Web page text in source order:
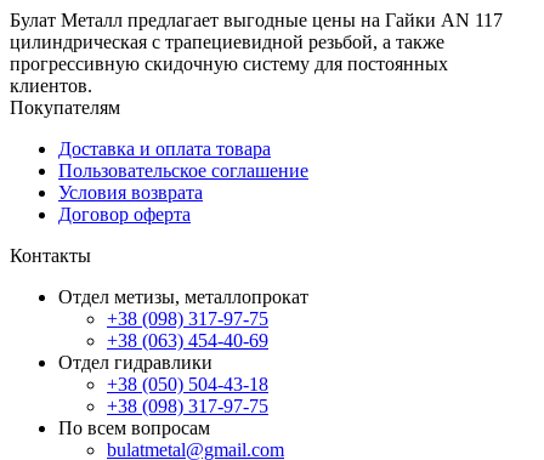
Булат Металл предлагает выгодные цены на Гайки AN 117
цилиндрическая с трапециевидной резьбой, а также
прогрессивную скидочную систему для постоянных
клиентов.
Покупателям
Доставка и оплата товара
Пользовательское соглашение
Условия возврата
Договор оферта
Контакты
Отдел метизы, металлопрокат
+38 (098) 317-97-75
+38 (063) 454-40-69
Отдел гидравлики
+38 (050) 504-43-18
+38 (098) 317-97-75
По всем вопросам
bulatmetal@gmail.com